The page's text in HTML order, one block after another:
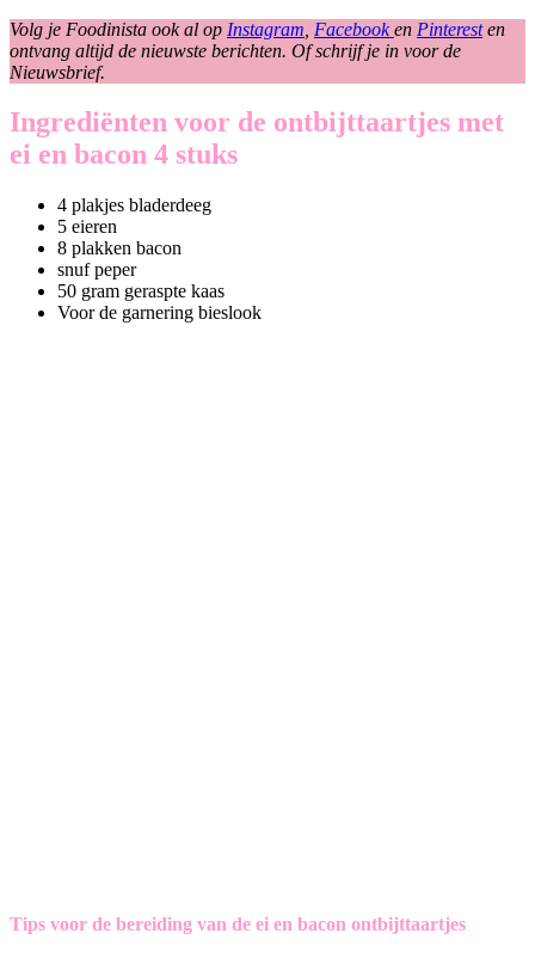
Volg je Foodinista ook al op Instagram Facebooken Pinteresten
ontvang altijd de nieuwste berichten. Of schrijf je in voor de
Nieuwsbrief.
Ingrediënten voor de ontbijttaartjes met
ei en bacon 4 stuks
4 plakjes bladerdeeg
5 eieren
8 plakken bacon
snuf peper
50 gram geraspte kaas
Voor de garnering bieslook
Tips voor de bereiding van de ei en bacon ontbijttaartjes